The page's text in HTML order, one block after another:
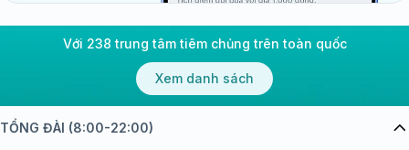
Với 238 trung tâm tiêm chủng trên toàn quốc
Xem danh sách
TỔNG ĐÀI (8:00-22:00)